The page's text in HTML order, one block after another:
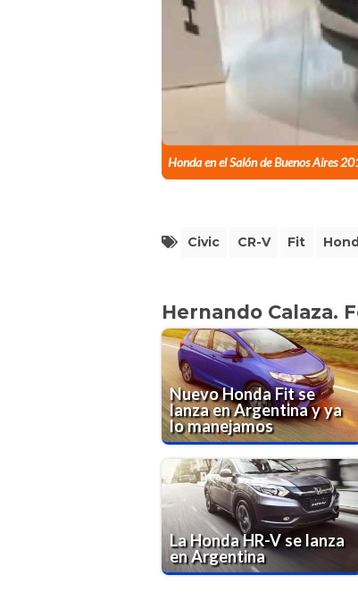
Honda en el Salón de Buenos Aires
Civic CR-V Fit
Hernando Calaza.
Nuevo Honda Fit se
lanza en Argentina y ya
lo manejamos
La Honda HR-V se lanza
en Argentina